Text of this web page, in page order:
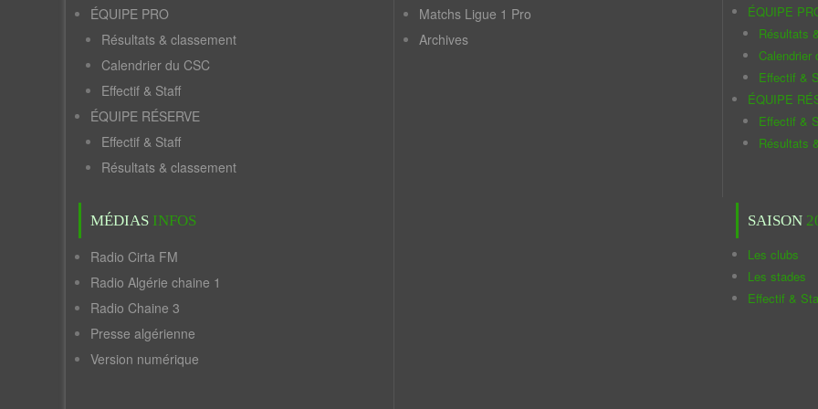
ÉQUIPE PRO
Résultats & classement
Calendrier du CSC
Effectif & Staff
ÉQUIPE RÉSERVE
Effectif & Staff
Résultats & classement
MÉDIAS INFOS
Radio Cirta FM
Radio Algérie chaine 1
Radio Chaine 3
Presse algérienne
Version numérique
Matchs Ligue 1 Pro
Archives
ÉQUIPE
Résultats
Calendrier
Effectif &
ÉQUIPE
Effectif &
Résultats
SAISON
Les clubs
Les stades
Effectif &